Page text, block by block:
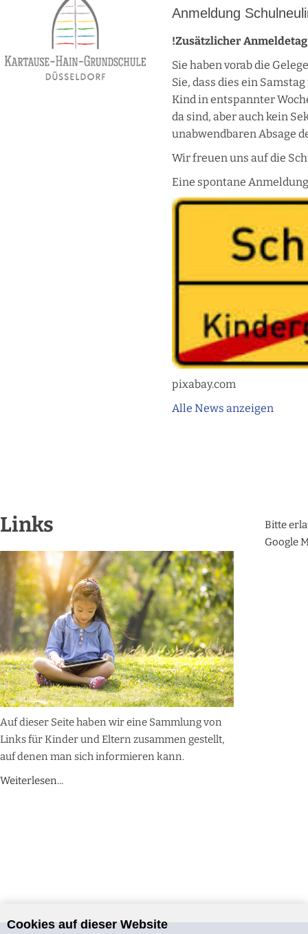
Anmeldung
!Zusätzlicher
Sie haben vorab die
Sie, dass dies ein
Kind in entspannter
da sind, aber auch kein
unabwendbaren Absage
Wir freuen uns auf die
Eine spontane
pixabay.com
Alle News anzeigen
Links
Auf dieser Seite haben wir eine Sammlung von
Links für Kinder und Eltern zusammen gestellt,
auf denen man sich informieren kann.
Weiterlesen...
Bitte
Google
Cookies auf dieser Website